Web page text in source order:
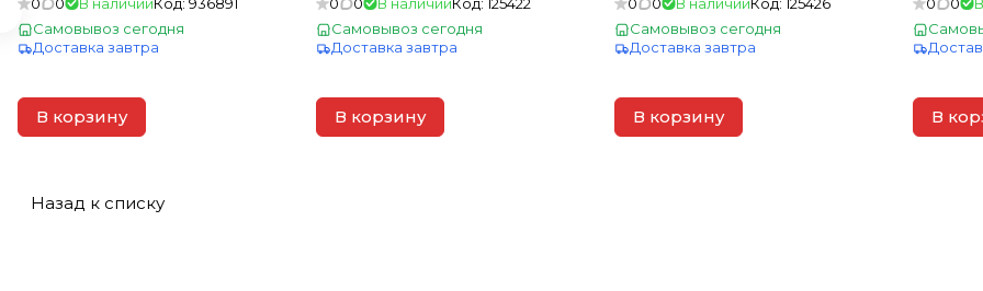
Самовывоз сегодня
Доставка завтра
В корзину
Самовывоз сегодня
Доставка завтра
В корзину
Самовывоз сегодня
Доставка завтра
В корзину В
Назад к списку